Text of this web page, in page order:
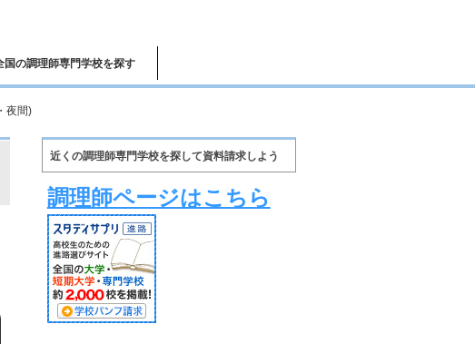
国の調理師専門学校を探す
夜間)
近くの調理師専門学校を探して資料請求しよう
調理師ページはこちら